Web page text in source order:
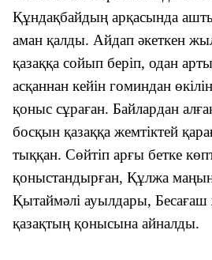
Құндақбайдың арқасында
аман қалды. Айдап әкеткен
қазаққа сойып беріп, одан
асқаннан кейін гоминдан
қоныс сұраған. Байлардан
босқын қазаққа жемтіктей
тыққан. Сөйтіп арғы бетке
қоныстандырған, Құлжа
Қытаймәлі ауылдары,
қазақтың қонысына айналды.